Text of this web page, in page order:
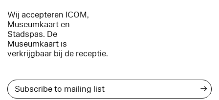
Wij accepteren ICOM,
Museumkaart en
Stadspas. De
Museumkaart is
verkrijgbaar bij de receptie.
→